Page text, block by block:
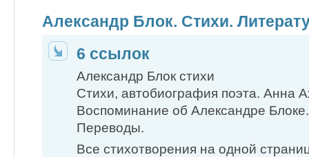
Александр Блок. Стихи.
6 ссылок
Александр Блок стихи
Стихи, автобиография поэта. Анна
Воспоминание об Александре
Переводы.
Все стихотворения на одной